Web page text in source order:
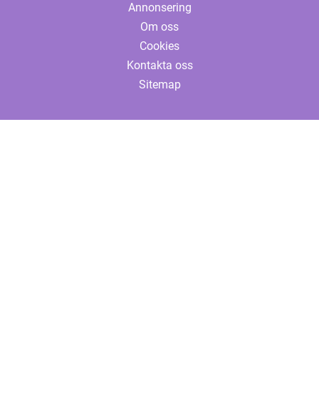
Annonsering
Om oss
Cookies
Kontakta oss
Sitemap